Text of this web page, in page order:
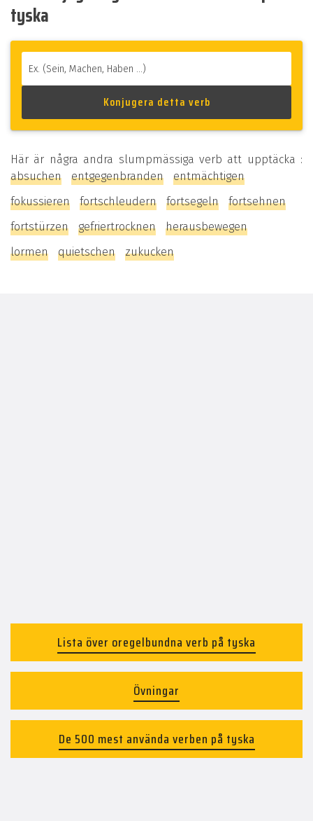
tyska
Här är några andra slumpmässiga verb att upptäcka :
absuchen
entgegenbranden
entmächtigen
fokussieren
fortschleudern fortsegeln
fortsehnen
fortstürzen
gefriertrocknen
herausbewegen
lormen
quietschen zukucken
Lista över oregelbundna verb på tyska
Övningar
De 500 mest använda verben på tyska